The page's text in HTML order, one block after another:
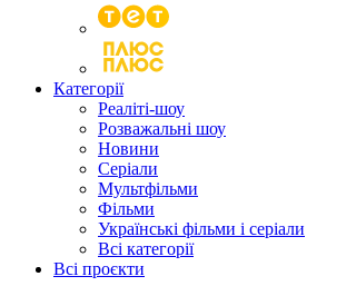
Категорії
Реаліті-шоу
Розважальні шоу
Новини
Серіали
Мультфільми
Фільми
Українські фільми і серіали
Всі категорії
Всі проєкти